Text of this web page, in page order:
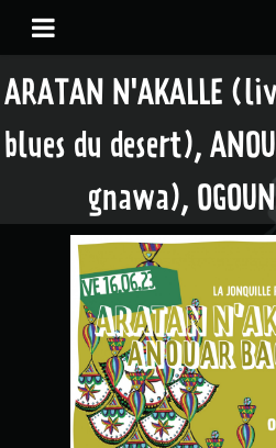
ARATAN N'AKALLE
blues du desert),
gnawa),